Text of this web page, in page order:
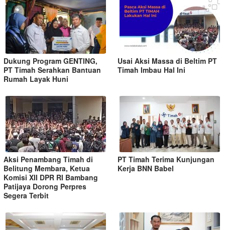
Dukung Program GENTING,
PT Timah Serahkan Bantuan
Rumah Layak Huni
Usai Aksi Massa di Beltim PT
Timah Imbau Hal Ini
Aksi Penambang Timah di
Belitung Membara, Ketua
Komisi XII DPR RI Bambang
Patijaya Dorong Perpres
Segera Terbit
PT Timah Terima Kunjungan
Kerja BNN Babel